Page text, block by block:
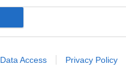
Data Access Privacy Policy